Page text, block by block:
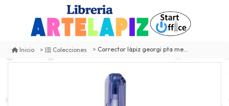
Inicio Colecciones Corrector lápiz georgi pta metal 5ml